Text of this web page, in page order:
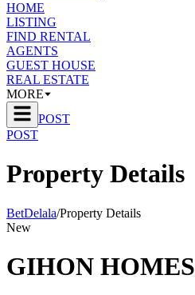
HOME
LISTING
FIND RENTAL
AGENTS
GUEST HOUSE
REAL ESTATE
MORE
POST
POST
Property Details
BetDelala/Property Details
New
GIHON HOMES